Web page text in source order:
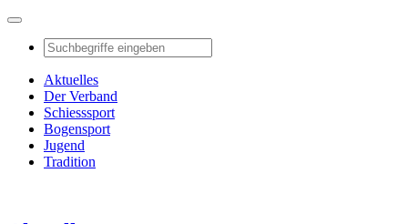
Aktuelles
Der Verband
Schiesssport
Bogensport
Jugend
Tradition